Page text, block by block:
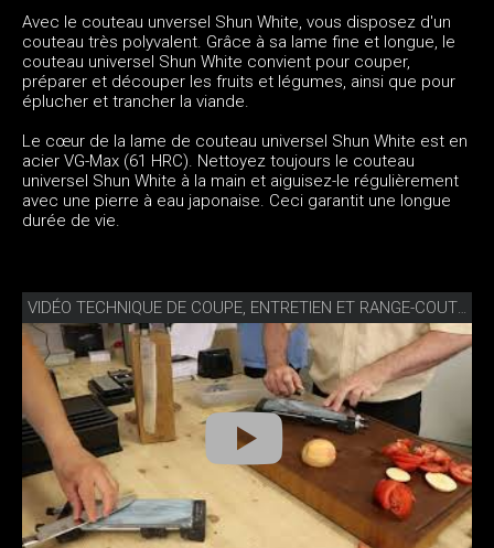
Avec le couteau unversel Shun White, vous disposez d'un
couteau très polyvalent. Grâce à sa lame fine et longue, le
couteau universel Shun White convient pour couper,
préparer et découper les fruits et légumes, ainsi que pour
éplucher et trancher la viande.
Le cœur de la lame de couteau universel Shun White est en
acier VG-Max (61 HRC). Nettoyez toujours le couteau
universel Shun White à la main et aiguisez-le régulièrement
avec une pierre à eau japonaise. Ceci garantit une longue
durée de vie.